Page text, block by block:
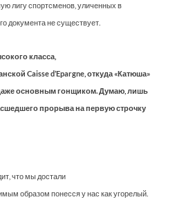
лигу спортсменов, уличенных в
документа не существует.
класса,
Caisse d’Epargne, откуда «Катюша»
основным гонщиком. Думаю, лишь
прорыва на первую строчку
что мы достали
образом понесся у нас как угорелый.